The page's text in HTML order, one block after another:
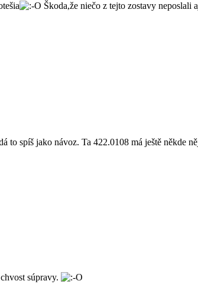
Škoda,že niečo z tejto zostavy neposlali
to spíš jako návoz. Ta 422.0108 má ještě někde
súpravy.